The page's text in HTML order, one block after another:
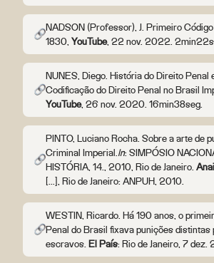
NADSON (Professor), J. Primeiro
1830, YouTube, 22 nov. 2022.
NUNES, Diego. História do Direito Penal
Codificação do Direito Penal no Brasil
YouTube, 26 nov. 2020. 16min38seg.
PINTO, Luciano Rocha. Sobre a arte de
Criminal Imperial. In: SIMPÓSIO
HISTÓRIA, 14., 2010, Rio de Janeiro.
[...], Rio de Janeiro: ANPUH, 2010.
WESTIN, Ricardo. Há 190 anos, o
Penal do Brasil fixava punições distintas
escravos. El País: Rio de Janeiro, 7 dez.